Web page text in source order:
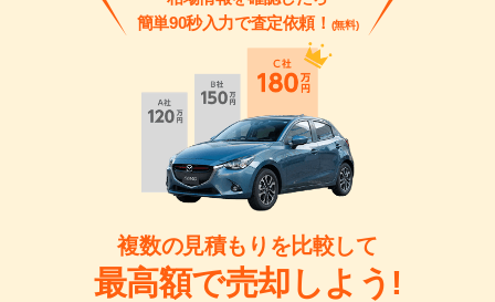
簡単90秒入力で査定依頼！ (無料)
複数の見積もりを比較して
最高額で売却しよう!